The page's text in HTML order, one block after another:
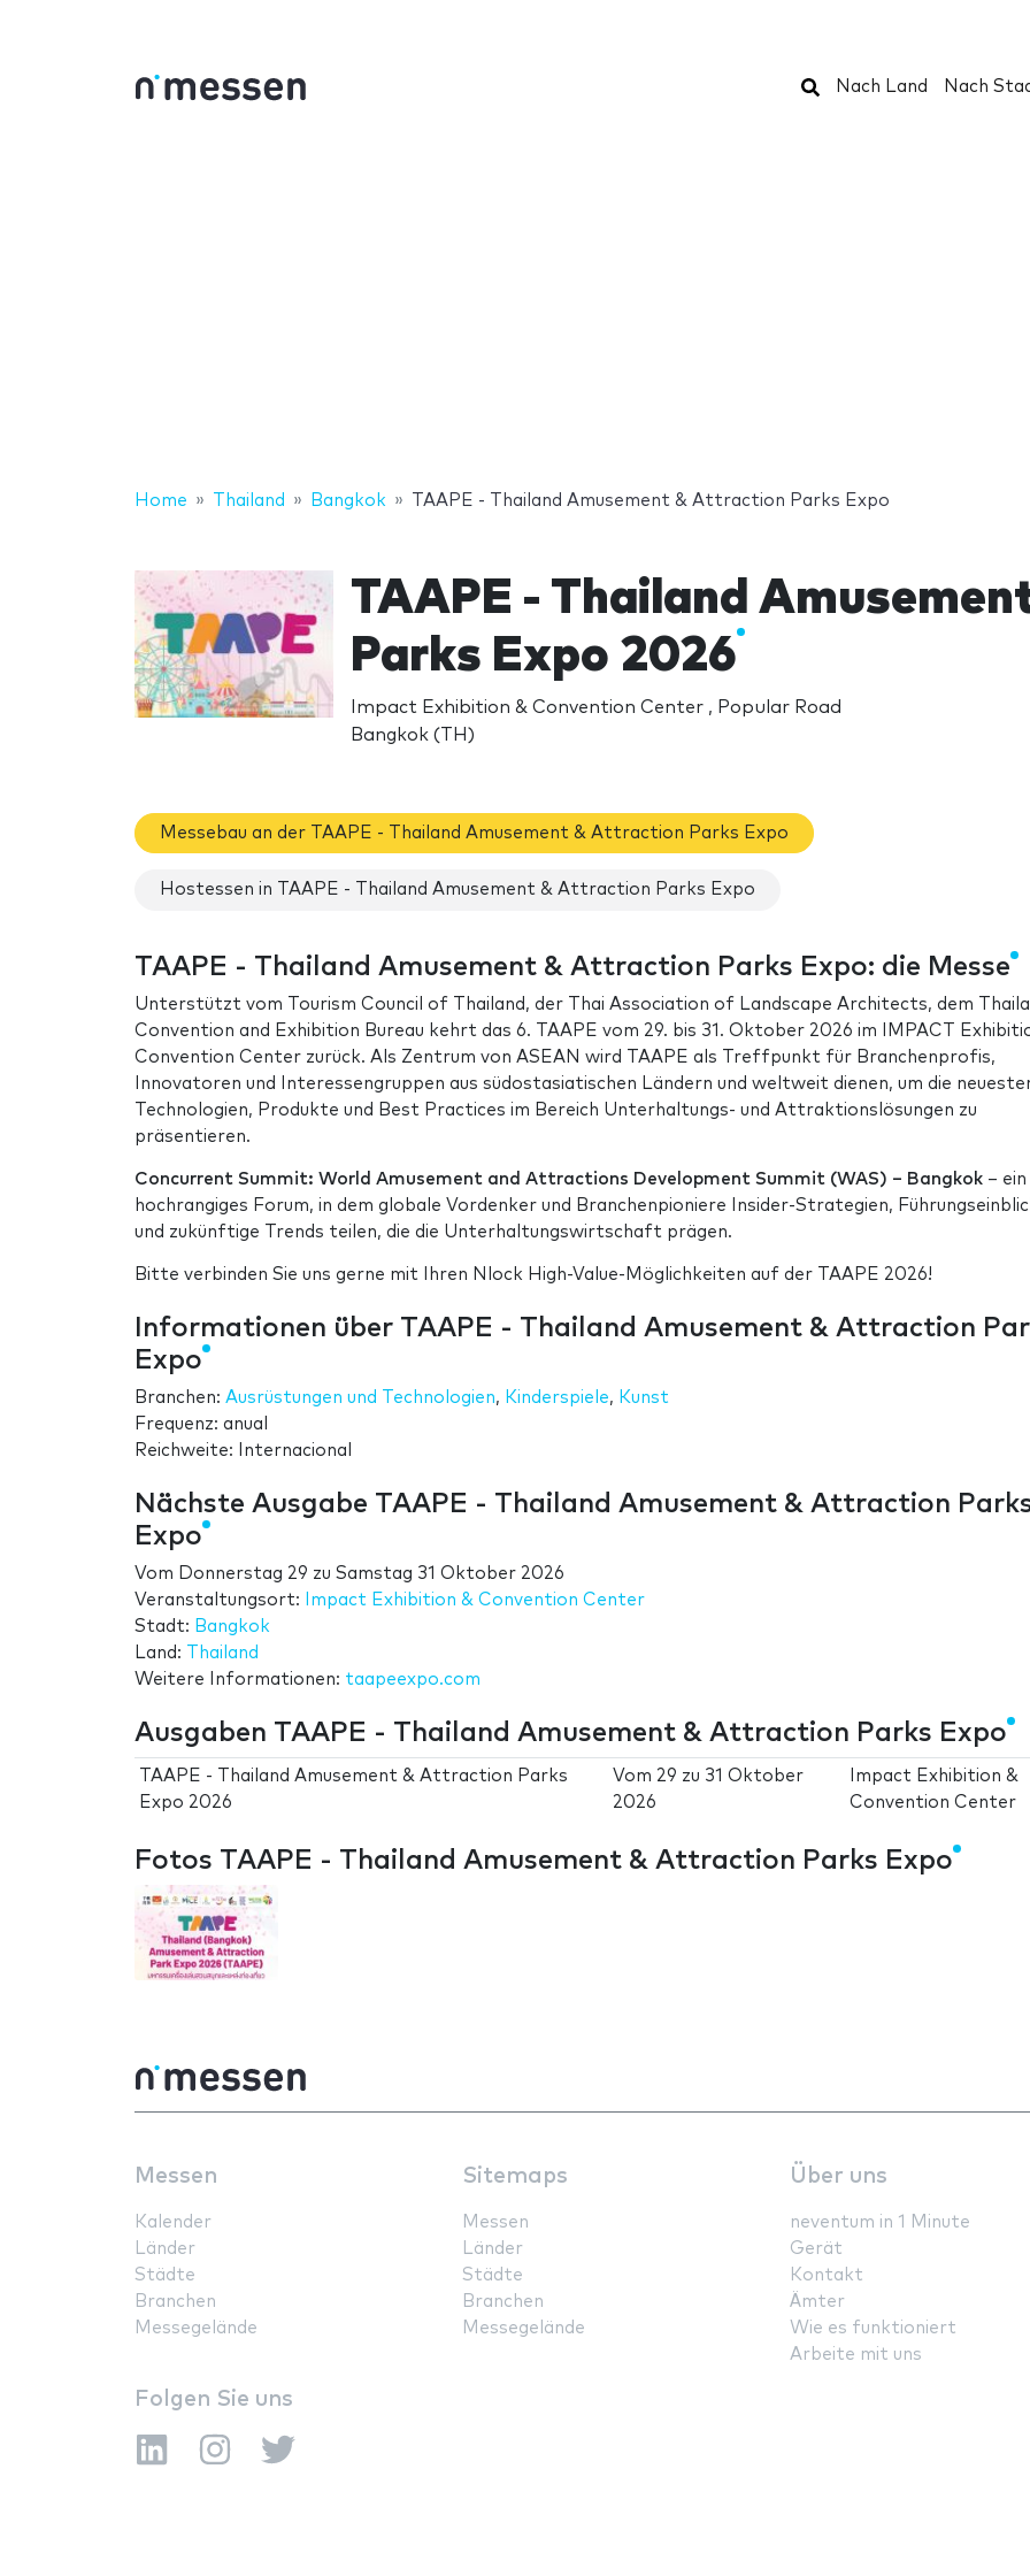
Suchen
Nach Land Nach
Home Thailand Bangkok TAAPE - Thailand Amusement & Attraction Parks Expo
TAAPE - Thailand
Parks Expo 2026
Impact Exhibition & Convention Center , Popular Road
Bangkok (TH)
Messebau an der TAAPE - Thailand Amusement & Attraction Parks Expo
Hostessen in TAAPE - Thailand Amusement & Attraction Parks Expo
TAAPE - Thailand Amusement & Attraction Parks Expo: die Messe
Unterstützt vom Tourism Council of Thailand, der Thai Association of Landscape Architects, dem
Convention and Exhibition Bureau kehrt das 6. TAAPE vom 29. bis 31. Oktober 2026 im IMPACT
Convention Center zurück. Als Zentrum von ASEAN wird TAAPE als Treffpunkt für Branchenprofis,
Innovatoren und Interessengruppen aus südostasiatischen Ländern und weltweit dienen, um die
Technologien, Produkte und Best Practices im Bereich Unterhaltungs- und Attraktionslösungen zu
präsentieren.
Concurrent Summit: World Amusement and Attractions Development Summit (WAS) – Bangkok – ein
hochrangiges Forum, in dem globale Vordenker und Branchenpioniere Insider-Strategien,
und zukünftige Trends teilen, die die Unterhaltungswirtschaft prägen.
Bitte verbinden Sie uns gerne mit Ihren Nlock High-Value-Möglichkeiten auf der TAAPE 2026!
Informationen über TAAPE - Thailand Amusement & Attraction
Expo
Branchen: Ausrüstungen und Technologien, Kinderspiele, Kunst
Frequenz: anual
Reichweite: Internacional
Nächste Ausgabe TAAPE - Thailand Amusement & Attraction
Expo
Vom Donnerstag 29 zu Samstag 31 Oktober 2026
Veranstaltungsort:
Impact Exhibition & Convention Center
Stadt: Bangkok
Land: Thailand
Weitere Informationen: taapeexpo.com
Ausgaben TAAPE - Thailand Amusement & Attraction Parks Expo
TAAPE - Thailand Amusement & Attraction Parks
Expo 2026
Vom 29 zu 31 Oktober
2026
Impact Exhibition &
Convention Center
Fotos TAAPE - Thailand Amusement & Attraction Parks Expo
Messen
Kalender
Länder
Städte
Branchen
Messegelände
Sitemaps
Messen
Länder
Städte
Branchen
Messegelände
Über uns
neventum in 1 Minute
Gerät
Kontakt
Ämter
Wie es funktioniert
Arbeite mit uns
Folgen Sie uns